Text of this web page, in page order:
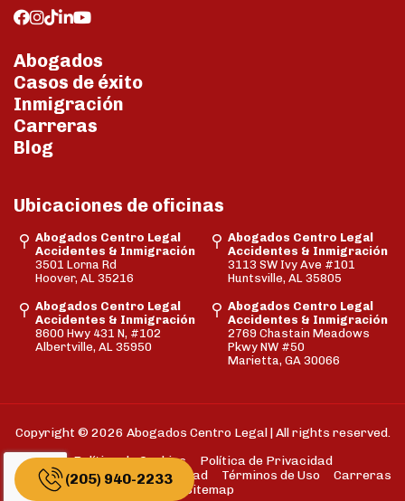
(205) 940-2233
Abogados
Casos de éxito
Inmigración
Carreras
Blog
Ubicaciones de oficinas
Abogados Centro Legal
Accidentes & Inmigración
3501 Lorna Rd
Hoover, AL 35216
Abogados Centro Legal
Accidentes & Inmigración
3113 SW Ivy Ave #101
Huntsville, AL 35805
Abogados Centro Legal
Accidentes & Inmigración
8600 Hwy 431 N, #102
Albertville, AL 35950
Abogados Centro Legal
Accidentes & Inmigración
2769 Chastain Meadows
Pkwy NW #50
Marietta, GA 30066
Copyright © 2026 Abogados Centro Legal | All rights reserved.
Política de Cookies
Política de Privacidad
Descargo de Responsabilidad
Términos de Uso
Carreras
Sitemap